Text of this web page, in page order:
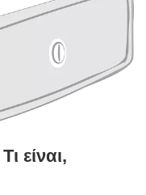
είναι,